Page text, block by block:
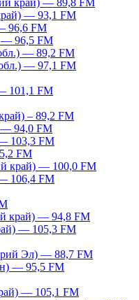
край) — 89,8 FM
— 93,1 FM
96,6 FM
— 96,5 FM
— 89,2 FM
— 97,1 FM
101,1 FM
– 89,2 FM
— 94,0 FM
103,3 FM
FM
край) — 100,0 FM
106,4 FM
край) — 94,8 FM
— 105,3 FM
Эл) — 88,7 FM
— 95,5 FM
— 105,1 FM